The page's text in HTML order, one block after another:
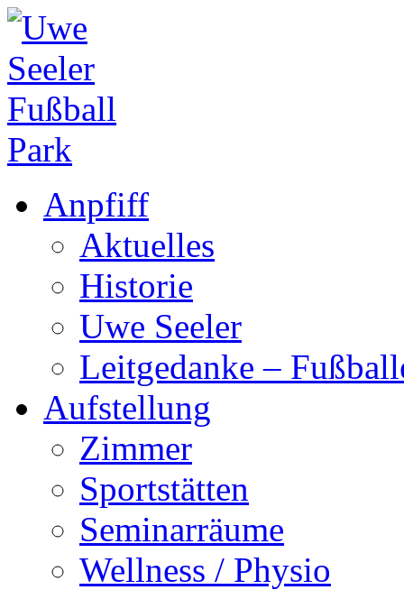
Anpfiff
Aktuelles
Historie
Uwe Seeler
Leitgedanke –
Aufstellung
Zimmer
Sportstätten
Seminarräume
Wellness / Physio